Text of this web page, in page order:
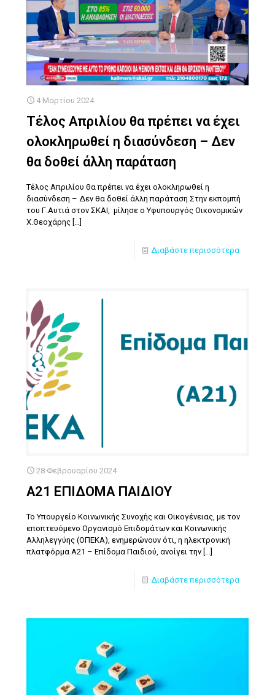
4 Μαρτίου 2024
Τέλος Απριλίου θα πρέπει να έχει
ολοκληρωθεί η διασύνδεση – Δεν
θα δοθεί άλλη παράταση
Τέλος Απριλίου θα πρέπει να έχει ολοκληρωθεί η
διασύνδεση – Δεν θα δοθεί άλλη παράταση Στην εκπομπή
του Γ.Αυτιά στον ΣΚΑΙ, μίλησε ο Υφυπουργός Οικονομικών
Χ.Θεοχάρης […]
Διαβάστε περισσότερα
28 Φεβρουαρίου 2024
Α21 ΕΠΙΔΟΜΑ ΠΑΙΔΙΟΥ
Το Υπουργείο Κοινωνικής Συνοχής και Οικογένειας, με τον
εποπτευόμενο Οργανισμό Επιδομάτων και Κοινωνικής
Αλληλεγγύης (ΟΠΕΚΑ), ενημερώνουν ότι, η ηλεκτρονική
πλατφόρμα Α21 – Επίδομα Παιδιού, ανοίγει την […]
Διαβάστε περισσότερα